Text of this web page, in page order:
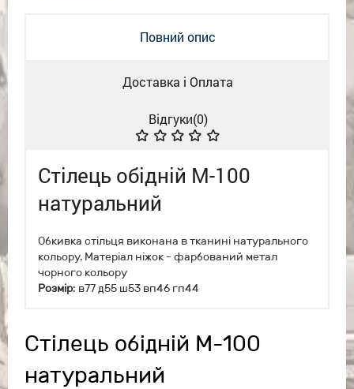
Повний опис
Доставка і Оплата
Відгуки(0)
Стілець обідній М-100
натуральний
Обкивка стільця виконана в тканині натурального
кольору. Матеріал ніжок - фарбований метал
чорного кольору
Розмір: в77 д55 ш53 вп46 гп44
Стілець обідній М-100
натуральний